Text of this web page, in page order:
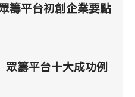
籌平台初創企業要點
眾籌平台十大成功例